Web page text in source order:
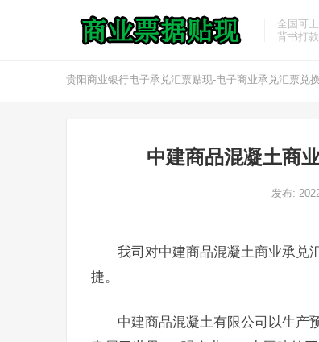
全国可
背书打
贵阳商业银行电子承兑汇票贴现-电子商业承兑汇票兑
中建商品混凝土商
发布:
我司对中建商品混凝土商业承兑
捷。
中建商品混凝土有限公司以生产